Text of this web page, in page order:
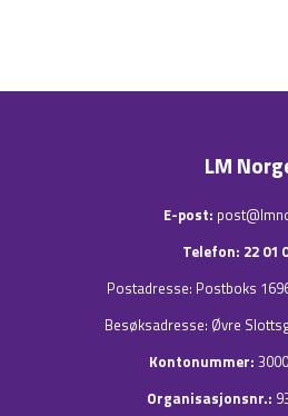
LM
E-post:
Telefon: 22 01
Postadresse: Postboks
Besøksadresse: Øvre
Kontonummer:
Organisasjonsnr.: